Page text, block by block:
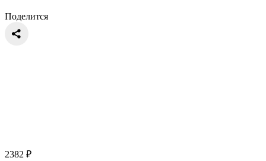
Поделится
2382 ₽